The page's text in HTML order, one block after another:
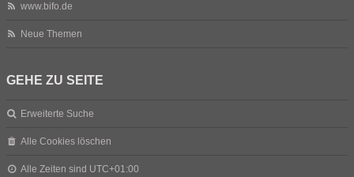
www.bifo.de
Neue Themen
GEHE ZU SEITE
Erweiterte Suche
Alle Cookies löschen
Alle Zeiten sind UTC+01:00